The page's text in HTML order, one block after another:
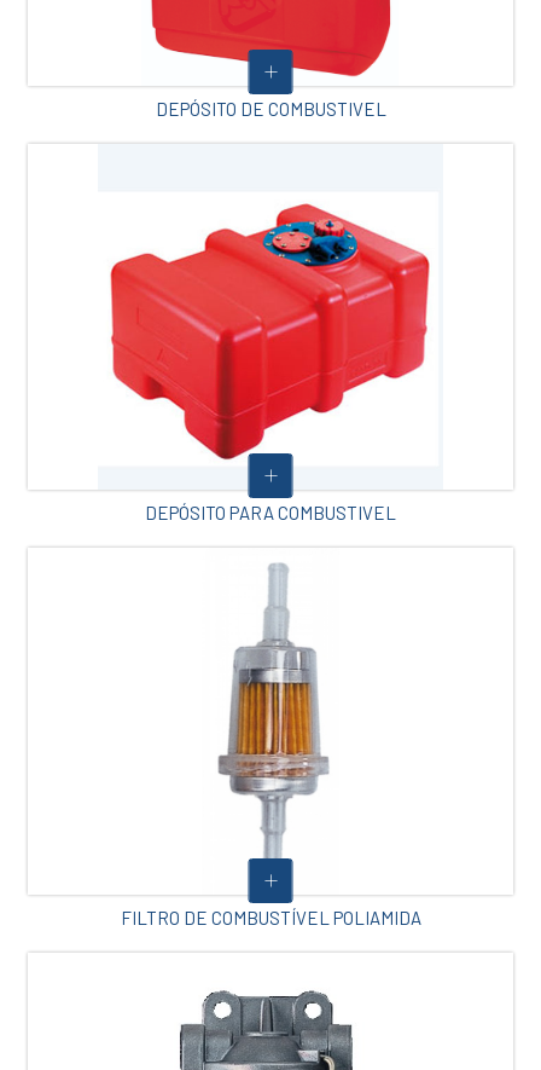
DEPÓSITO DE COMBUSTIVEL
DEPÓSITO PARA COMBUSTIVEL
FILTRO DE COMBUSTÍVEL POLIAMIDA